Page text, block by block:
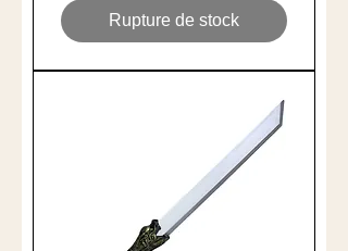
Rupture de stock